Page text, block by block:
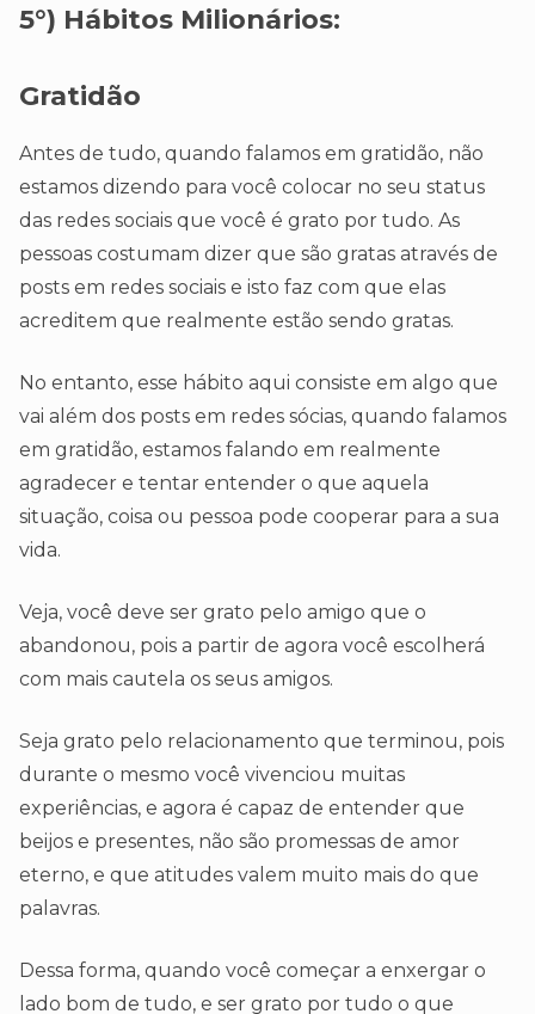
5°) Hábitos Milionários:
Gratidão
Antes de tudo, quando falamos em gratidão, não
estamos dizendo para você colocar no seu status
das redes sociais que você é grato por tudo. As
pessoas costumam dizer que são gratas através de
posts em redes sociais e isto faz com que elas
acreditem que realmente estão sendo gratas.
No entanto, esse hábito aqui consiste em algo que
vai além dos posts em redes sócias, quando falamos
em gratidão, estamos falando em realmente
agradecer e tentar entender o que aquela
situação, coisa ou pessoa pode cooperar para a sua
vida.
Veja, você deve ser grato pelo amigo que o
abandonou, pois a partir de agora você escolherá
com mais cautela os seus amigos.
Seja grato pelo relacionamento que terminou, pois
durante o mesmo você vivenciou muitas
experiências, e agora é capaz de entender que
beijos e presentes, não são promessas de amor
eterno, e que atitudes valem muito mais do que
palavras.
Dessa forma, quando você começar a enxergar o
lado bom de tudo, e ser grato por tudo o que